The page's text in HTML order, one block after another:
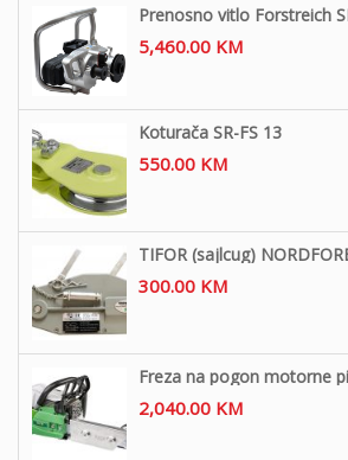
Prenosno vitlo Forstreich
5,460.00 KM
Koturača SR-FS 13
550.00 KM
TIFOR (sajlcug)
300.00 KM
Freza na pogon motorne
2,040.00 KM